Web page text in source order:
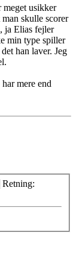
meget usikker
skulle scorer
ja Elias fejler
min type spiller
han laver. Jeg
mere end
Retning: